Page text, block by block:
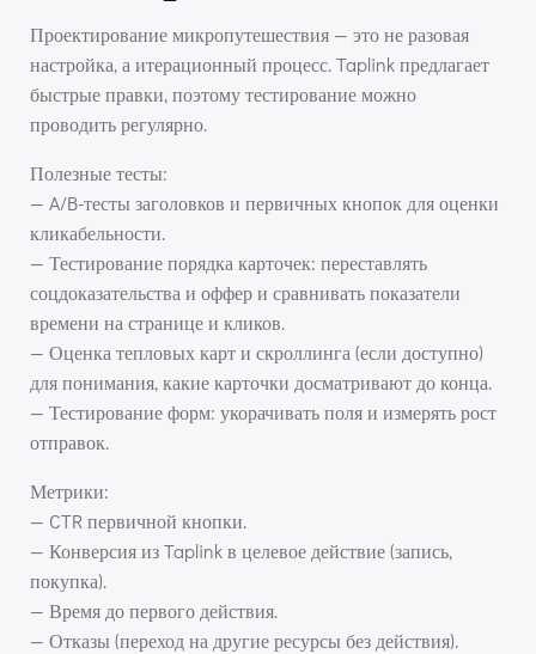
Проектирование микропутешествия — это не разовая
настройка, а итерационный процесс. Taplink предлагает
быстрые правки, поэтому тестирование можно
проводить регулярно.
Полезные тесты:
— A/B-тесты заголовков и первичных кнопок для оценки
кликабельности.
— Тестирование порядка карточек: переставлять
соцдоказательства и оффер и сравнивать показатели
времени на странице и кликов.
— Оценка тепловых карт и скроллинга (если доступно)
для понимания, какие карточки досматривают до конца.
— Тестирование форм: укорачивать поля и измерять рост
отправок.
Метрики:
— CTR первичной кнопки.
— Конверсия из Taplink в целевое действие (запись,
покупка).
— Время до первого действия.
— Отказы (переход на другие ресурсы без действия).